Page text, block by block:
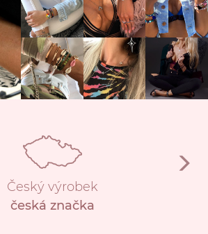
Český výrobek
česká značka